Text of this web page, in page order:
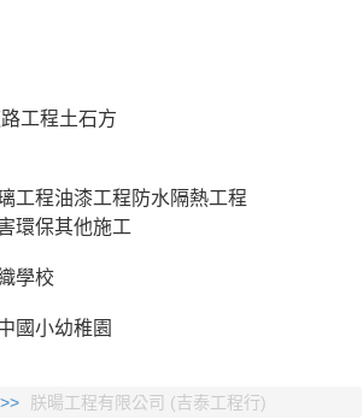
工程土石方
工程油漆工程 防水隔熱工程
環保其他施工
學校
國小幼稚園
朕暘工程有限公司 (吉泰工程行)